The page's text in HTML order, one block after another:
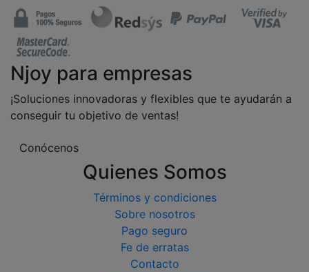
Njoy para empresas
¡Soluciones innovadoras y flexibles que te ayudarán a
conseguir tu objetivo de ventas!
Conócenos
Quienes Somos
Términos y condiciones
Sobre nosotros
Pago seguro
Fe de erratas
Contacto